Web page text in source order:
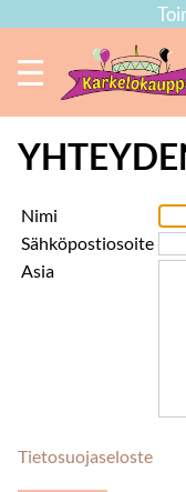
Nimi
Sähköpostiosoite
Asia
Tietosuojaseloste